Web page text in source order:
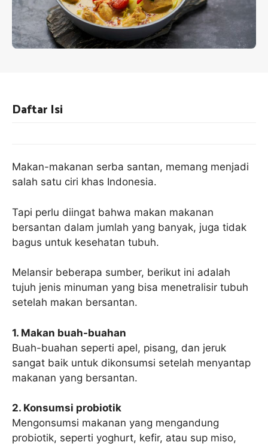
Makan-makanan serba santan, memang menjadi
salah satu ciri khas Indonesia.
Tapi perlu diingat bahwa makan makanan
bersantan dalam jumlah yang banyak, juga tidak
bagus untuk kesehatan tubuh.
Melansir beberapa sumber, berikut ini adalah
tujuh jenis minuman yang bisa menetralisir tubuh
setelah makan bersantan.
1. Makan buah-buahan
Buah-buahan seperti apel, pisang, dan jeruk
sangat baik untuk dikonsumsi setelah menyantap
makanan yang bersantan.
2. Konsumsi probiotik
Mengonsumsi makanan yang mengandung
probiotik, seperti yoghurt, kefir, atau sup miso,
Daftar Isi